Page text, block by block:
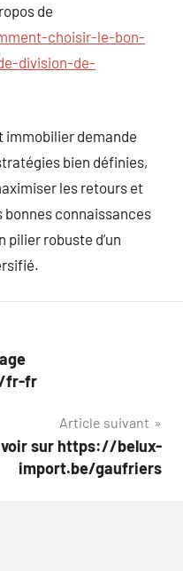
de
choisir-le-bon-
division-de-
immobilier demande
bien définies,
les retours et
bonnes connaissances
pilier robuste d’un
fr-fr
Article suivant
sur https://belux-
import.be/gaufriers